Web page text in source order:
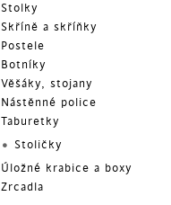
Stolky
Skříně a skříňky
Postele
Botníky
Věšáky, stojany
Nástěnné police
Taburetky
Stoličky
Úložné krabice a boxy
Zrcadla